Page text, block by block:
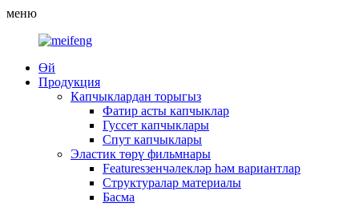
меню
Өй
Продукция
Капчыклардан торыгыз
Фатир асты капчыклар
Гуссет капчыклары
Спут капчыклары
Эластик төрү фильмнары
Featuresзенчәлекләр һәм вариантлар
Структуралар материалы
Басма